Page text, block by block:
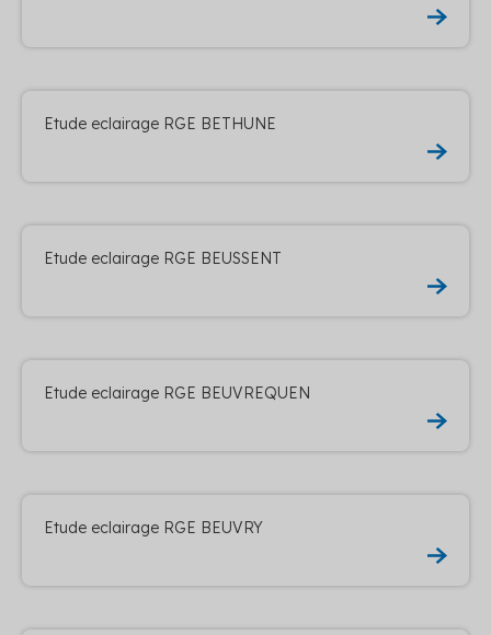
Etude eclairage RGE BETHUNE
Etude eclairage RGE BEUSSENT
Etude eclairage RGE BEUVREQUEN
Etude eclairage RGE BEUVRY